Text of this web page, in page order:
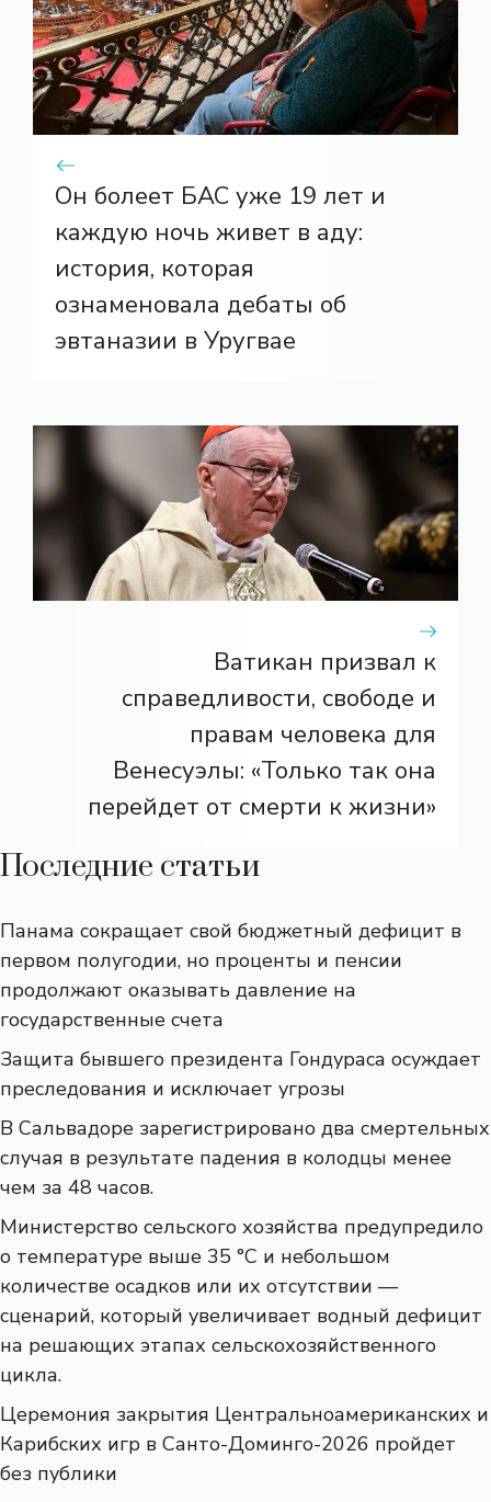
Он болеет БАС уже 19 лет и
каждую ночь живет в аду:
история, которая
ознаменовала дебаты об
эвтаназии в Уругвае
Ватикан призвал к
справедливости, свободе и
правам человека для
Венесуэлы: «Только так она
перейдет от смерти к жизни»
Последние статьи
Панама сокращает свой бюджетный дефицит в
первом полугодии, но проценты и пенсии
продолжают оказывать давление на
государственные счета
Защита бывшего президента Гондураса осуждает
преследования и исключает угрозы
В Сальвадоре зарегистрировано два смертельных
случая в результате падения в колодцы менее
чем за 48 часов.
Министерство сельского хозяйства предупредило
о температуре выше 35 °C и небольшом
количестве осадков или их отсутствии —
сценарий, который увеличивает водный дефицит
на решающих этапах сельскохозяйственного
цикла.
Церемония закрытия Центральноамериканских и
Карибских игр в Санто-Доминго-2026 пройдет
без публики